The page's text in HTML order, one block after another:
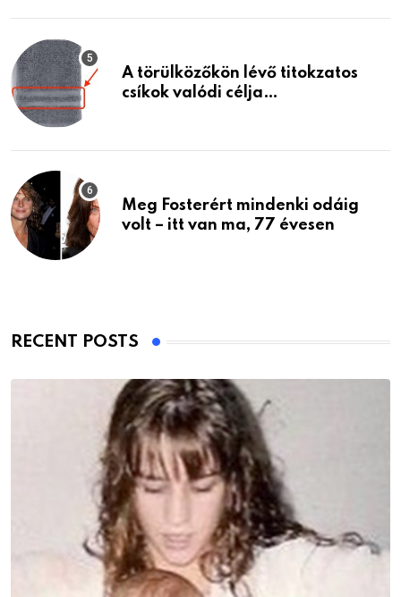
A törülközőkön lévő titokzatos
csíkok valódi célja…
Meg Fosterért mindenki odáig
volt – itt van ma, 77 évesen
RECENT POSTS